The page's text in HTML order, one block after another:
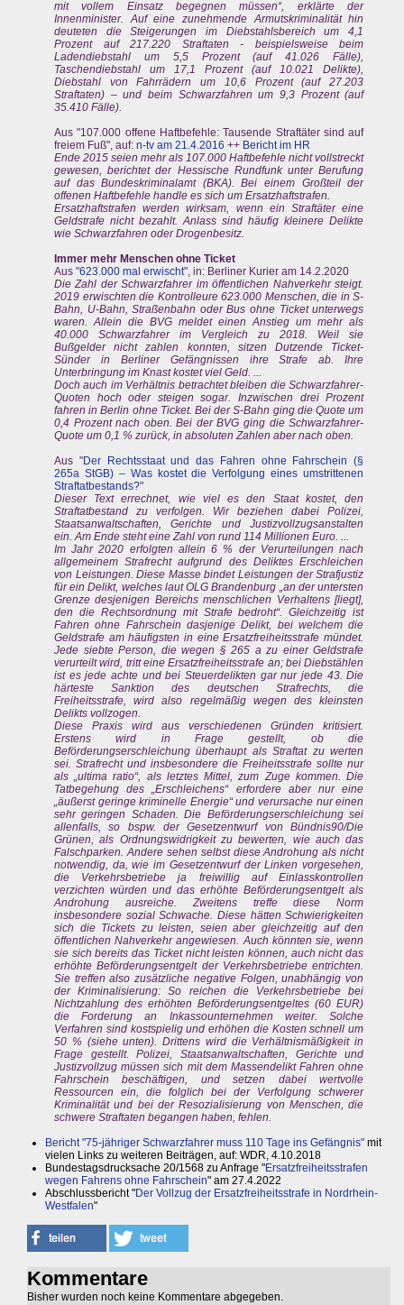
mit vollem Einsatz begegnen müssen“, erklärte der
Innenminister. Auf eine zunehmende Armutskriminalität hin
deuteten die Steigerungen im Diebstahlsbereich um 4,1
Prozent auf 217.220 Straftaten - beispielsweise beim
Ladendiebstahl um 5,5 Prozent (auf 41.026 Fälle),
Taschendiebstahl um 17,1 Prozent (auf 10.021 Delikte),
Diebstahl von Fahrrädern um 10,6 Prozent (auf 27.203
Straftaten) – und beim Schwarzfahren um 9,3 Prozent (auf
35.410 Fälle).
Aus "107.000 offene Haftbefehle: Tausende Straftäter sind auf
freiem Fuß", auf: n-tv am 21.4.2016 ++ Bericht im HR
Ende 2015 seien mehr als 107.000 Haftbefehle nicht vollstreckt
gewesen, berichtet der Hessische Rundfunk unter Berufung
auf das Bundeskriminalamt (BKA). Bei einem Großteil der
offenen Haftbefehle handle es sich um Ersatzhaftstrafen.
Ersatzhaftstrafen werden wirksam, wenn ein Straftäter eine
Geldstrafe nicht bezahlt. Anlass sind häufig kleinere Delikte
wie Schwarzfahren oder Drogenbesitz.
Immer mehr Menschen ohne Ticket
Aus "623.000 mal erwischt", in: Berliner Kurier am 14.2.2020
Die Zahl der Schwarzfahrer im öffentlichen Nahverkehr steigt.
2019 erwischten die Kontrolleure 623.000 Menschen, die in S-
Bahn, U-Bahn, Straßenbahn oder Bus ohne Ticket unterwegs
waren. Allein die BVG meldet einen Anstieg um mehr als
40.000 Schwarzfahrer im Vergleich zu 2018. Weil sie
Bußgelder nicht zahlen konnten, sitzen Dutzende Ticket-
Sünder in Berliner Gefängnissen ihre Strafe ab. Ihre
Unterbringung im Knast kostet viel Geld. ...
Doch auch im Verhältnis betrachtet bleiben die Schwarzfahrer-
Quoten hoch oder steigen sogar. Inzwischen drei Prozent
fahren in Berlin ohne Ticket. Bei der S-Bahn ging die Quote um
0,4 Prozent nach oben. Bei der BVG ging die Schwarzfahrer-
Quote um 0,1 % zurück, in absoluten Zahlen aber nach oben.
Aus "Der Rechtsstaat und das Fahren ohne Fahrschein (§
265a StGB) – Was kostet die Verfolgung eines umstrittenen
Straftatbestands?"
Dieser Text errechnet, wie viel es den Staat kostet, den
Straftatbestand zu verfolgen. Wir beziehen dabei Polizei,
Staatsanwaltschaften, Gerichte und Justizvollzugsanstalten
ein. Am Ende steht eine Zahl von rund 114 Millionen Euro. ...
Im Jahr 2020 erfolgten allein 6 % der Verurteilungen nach
allgemeinem Strafrecht aufgrund des Deliktes Erschleichen
von Leistungen. Diese Masse bindet Leistungen der Strafjustiz
für ein Delikt, welches laut OLG Brandenburg „an der untersten
Grenze desjenigen Bereichs menschlichen Verhaltens [liegt],
den die Rechtsordnung mit Strafe bedroht“. Gleichzeitig ist
Fahren ohne Fahrschein dasjenige Delikt, bei welchem die
Geldstrafe am häufigsten in eine Ersatzfreiheitsstrafe mündet.
Jede siebte Person, die wegen § 265 a zu einer Geldstrafe
verurteilt wird, tritt eine Ersatzfreiheitsstrafe an; bei Diebstählen
ist es jede achte und bei Steuerdelikten gar nur jede 43. Die
härteste Sanktion des deutschen Strafrechts, die
Freiheitsstrafe, wird also regelmäßig wegen des kleinsten
Delikts vollzogen.
Diese Praxis wird aus verschiedenen Gründen kritisiert.
Erstens wird in Frage gestellt, ob die
Beförderungserschleichung überhaupt als Straftat zu werten
sei. Strafrecht und insbesondere die Freiheitsstrafe sollte nur
als „ultima ratio“, als letztes Mittel, zum Zuge kommen. Die
Tatbegehung des „Erschleichens“ erfordere aber nur eine
„äußerst geringe kriminelle Energie“ und verursache nur einen
sehr geringen Schaden. Die Beförderungserschleichung sei
allenfalls, so bspw. der Gesetzentwurf von Bündnis90/Die
Grünen, als Ordnungswidrigkeit zu bewerten, wie auch das
Falschparken. Andere sehen selbst diese Androhung als nicht
notwendig, da, wie im Gesetzentwurf der Linken vorgesehen,
die Verkehrsbetriebe ja freiwillig auf Einlasskontrollen
verzichten würden und das erhöhte Beförderungsentgelt als
Androhung ausreiche. Zweitens treffe diese Norm
insbesondere sozial Schwache. Diese hätten Schwierigkeiten
sich die Tickets zu leisten, seien aber gleichzeitig auf den
öffentlichen Nahverkehr angewiesen. Auch könnten sie, wenn
sie sich bereits das Ticket nicht leisten können, auch nicht das
erhöhte Beförderungsentgelt der Verkehrsbetriebe entrichten.
Sie treffen also zusätzliche negative Folgen, unabhängig von
der Kriminalisierung: So reichen die Verkehrsbetriebe bei
Nichtzahlung des erhöhten Beförderungsentgeltes (60 EUR)
die Forderung an Inkassounternehmen weiter. Solche
Verfahren sind kostspielig und erhöhen die Kosten schnell um
50 % (siehe unten). Drittens wird die Verhältnismäßigkeit in
Frage gestellt. Polizei, Staatsanwaltschaften, Gerichte und
Justizvollzug müssen sich mit dem Massendelikt Fahren ohne
Fahrschein beschäftigen, und setzen dabei wertvolle
Ressourcen ein, die folglich bei der Verfolgung schwerer
Kriminalität und bei der Resozialisierung von Menschen, die
schwere Straftaten begangen haben, fehlen.
Bericht "75-jähriger Schwarzfahrer muss 110 Tage ins Gefängnis" mit
vielen Links zu weiteren Beiträgen, auf: WDR, 4.10.2018
Bundestagsdrucksache 20/1568 zu Anfrage "Ersatzfreiheitsstrafen
wegen Fahrens ohne Fahrschein" am 27.4.2022
Abschlussbericht "Der Vollzug der Ersatzfreiheitsstrafe in Nordrhein-
Westfalen"
Kommentare
Bisher wurden noch keine Kommentare abgegeben.